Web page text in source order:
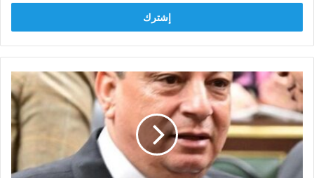
الإلكتروني
سامي
نصر
الله:
القمة
العربية
غيّرت
الخطاب